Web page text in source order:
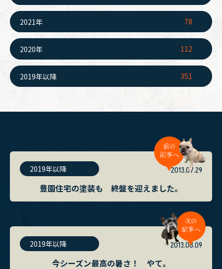
2021年 78
2020年 112
2019年以降 351
2019年以降 2013.07.29
豊園住宅の塗装も 終盤を迎えました。
2019年以降 2013.08.09
今シーズン最高の暑さ！ やて。